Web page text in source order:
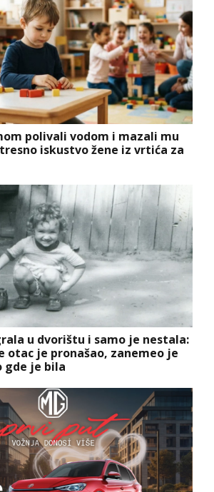
polivali vodom i mazali mu
iskustvo žene iz vrtića za
u dvorištu i samo je nestala:
otac je pronašao, zanemeo je
gde je bila